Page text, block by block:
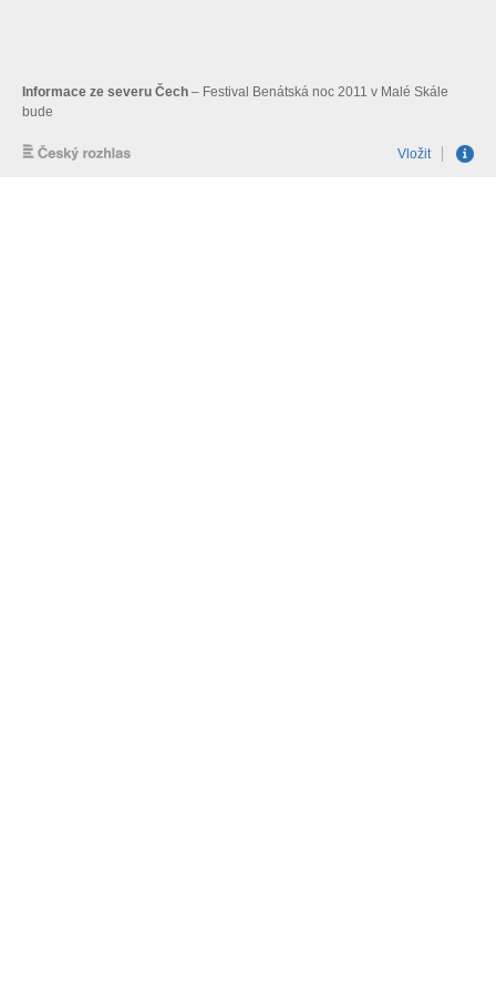
Informace ze severu Čech – Festival Benátská noc 2011 v Malé Skále
bude
Vložit